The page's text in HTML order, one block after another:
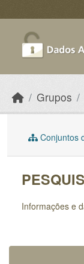
Grupos
Conjuntos
Informações e